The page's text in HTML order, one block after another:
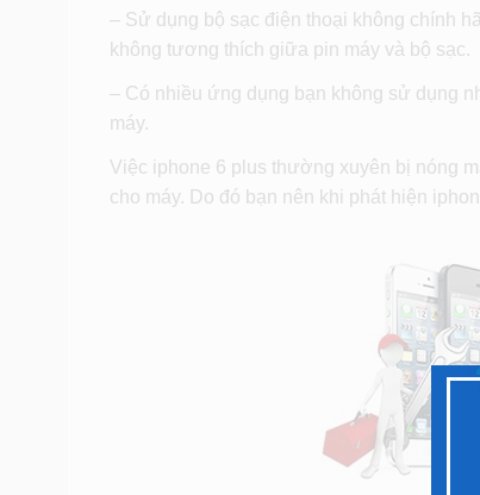
– Sử dụng bộ sạc điện thoại không chính
không tương thích giữa pin máy và bộ sạc.
– Có nhiều ứng dụng bạn không sử dụng
máy.
Việc iphone 6 plus thường xuyên bị nóng
cho máy. Do đó bạn nên khi phát hiện